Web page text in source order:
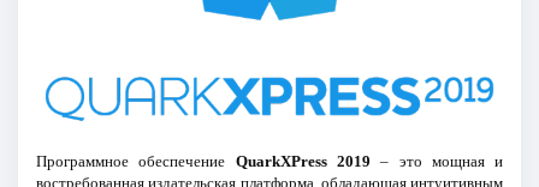
Программное обеспечение QuarkXPress 2019 – это мощная и
востребованная издательская платформа, обладающая интуитивным